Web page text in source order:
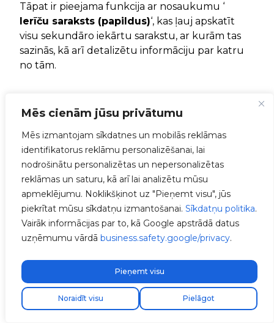
Mēs cienām jūsu privātumu
Mēs izmantojam sīkdatnes un mobilās reklāmas
identifikatorus reklāmu personalizēšanai, lai
nodrošinātu personalizētas un nepersonalizētas
reklāmas un saturu, kā arī lai analizētu mūsu
apmeklējumu. Noklikšķinot uz "Pieņemt visu", jūs
piekrītat mūsu sīkdatņu izmantošanai. Sīkdatņu politika.
Vairāk informācijas par to, kā Google apstrādā datus
uzņēmumu vārdā business.safety.google/privacy.
Pielāgot
Noraidīt visu
Pieņemt visu
Tāpat ir pieejama funkcija ar nosaukumu ‘
Ierīču saraksts (papildus)‘, kas ļauj apskatīt
visu sekundāro iekārtu sarakstu, ar kurām tas
sazinās, kā arī detalizētu informāciju par katru
no tām.
Atrodi savu uzstādītāju